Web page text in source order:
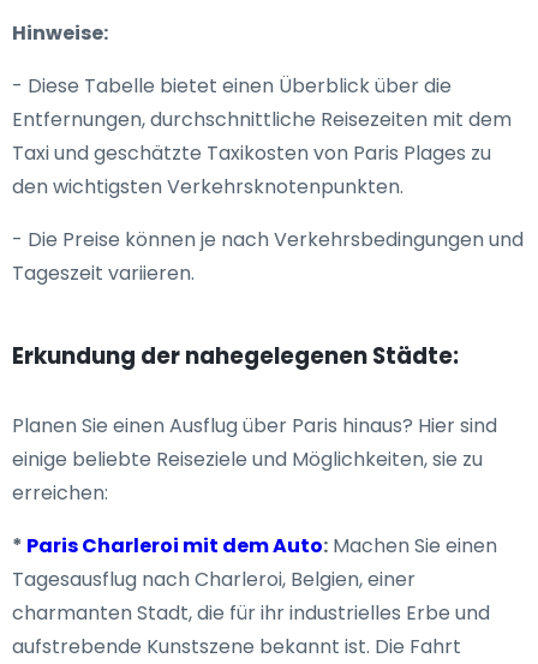
Hinweise:
- Diese Tabelle bietet einen Überblick über die
Entfernungen, durchschnittliche Reisezeiten mit dem
Taxi und geschätzte Taxikosten von Paris Plages zu
den wichtigsten Verkehrsknotenpunkten.
- Die Preise können je nach Verkehrsbedingungen und
Tageszeit variieren.
Erkundung der nahegelegenen Städte:
Planen Sie einen Ausflug über Paris hinaus? Hier sind
einige beliebte Reiseziele und Möglichkeiten, sie zu
erreichen:
* Paris Charleroi mit dem Auto: Machen Sie einen
Tagesausflug nach Charleroi, Belgien, einer
charmanten Stadt, die für ihr industrielles Erbe und
aufstrebende Kunstszene bekannt ist. Die Fahrt